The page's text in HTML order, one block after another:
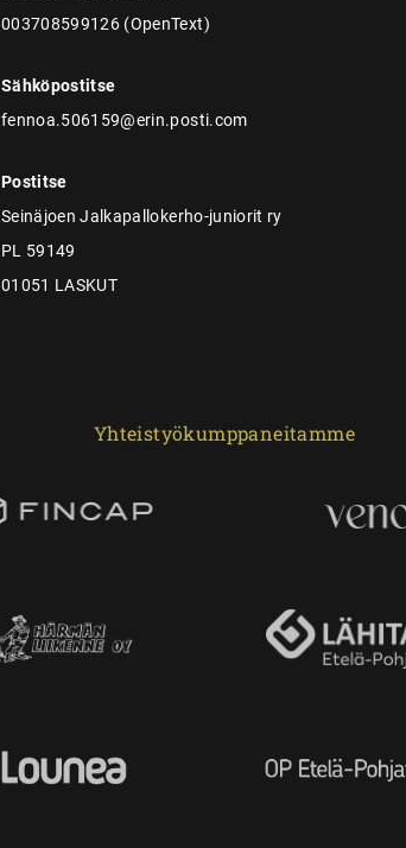
003708599126 (OpenText)
Sähköpostitse
fennoa.506159@erin.posti.com
Postitse
Seinäjoen Jalkapallokerho-juniorit ry
PL 59149
01051 LASKUT
Yhteistyökumppaneitamme